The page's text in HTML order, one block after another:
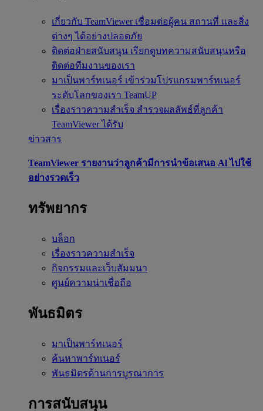
เกี่ยวกับ TeamViewer เชื่อมต่อผู้คน สถานที่ และสิ่ง
ต่างๆ ได้อย่างปลอดภัย
ติดต่อฝ่ายสนับสนุน เรียกดูบทความสนับสนุนหรือ
ติดต่อทีมงานของเรา
มาเป็นพาร์ทเนอร์ เข้าร่วมโปรแกรมพาร์ทเนอร์
ระดับโลกของเรา TeamUP
เรื่องราวความสำเร็จ สำรวจผลลัพธ์ที่ลูกค้า
TeamViewer ได้รับ
ข่าวสาร
TeamViewer รายงานว่าลูกค้ามีการนำข้อเสนอ Al ไปใช้
อย่างรวดเร็ว
ทรัพยากร
บล็อก
เรื่องราวความสำเร็จ
กิจกรรมและเว็บสัมมนา
ศูนย์ความน่าเชื่อถือ
พันธมิตร
มาเป็นพาร์ทเนอร์
ค้นหาพาร์ทเนอร์
พันธมิตรด้านการบูรณาการ
การสนับสนุน